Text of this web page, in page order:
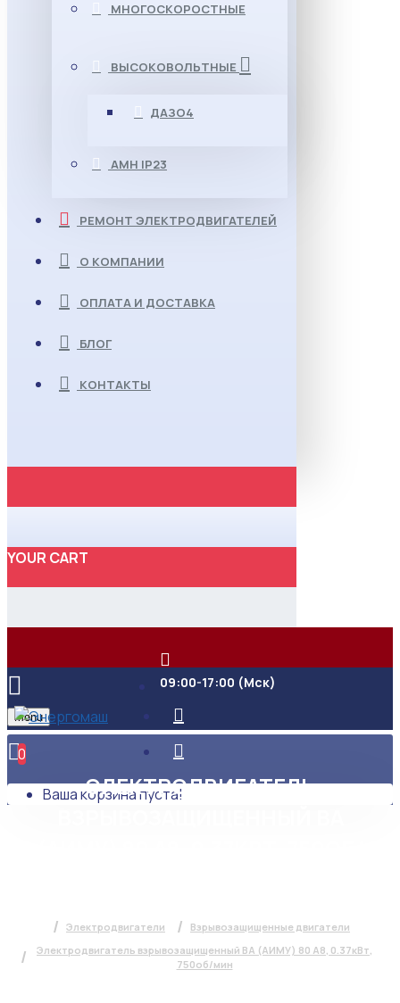
МНОГОСКОРОСТНЫЕ
ВЫСОКОВОЛЬТНЫЕ
ДАЗО4
АМН IP23
РЕМОНТ ЭЛЕКТРОДВИГАТЕЛЕЙ
О КОМПАНИИ
ОПЛАТА И ДОСТАВКА
БЛОГ
КОНТАКТЫ
YOUR CART
09:00-17:00 (Мск)
Menu
0
Ваша корзина пуста!
ЭЛЕКТРОДВИГАТЕЛЬ
Электродвигатели
Взрывозащищенные двигатели
Электродвигатель взрывозащищенный ВА (АИМУ) 80 А8, 0.37кВт,
750об/мин